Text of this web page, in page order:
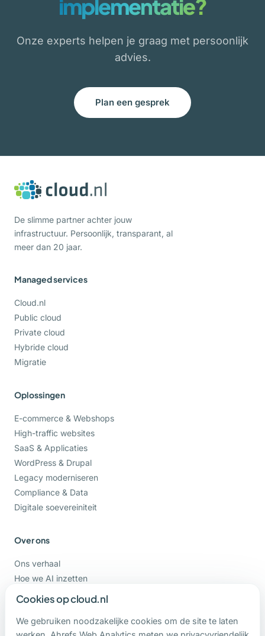
implementatie?
Onze experts helpen je graag met persoonlijk
advies.
Plan een gesprek
De slimme partner achter jouw
infrastructuur. Persoonlijk, transparant, al
meer dan 20 jaar.
Managed services
Cloud.nl
Public cloud
Private cloud
Hybride cloud
Migratie
Oplossingen
E-commerce & Webshops
High-traffic websites
SaaS & Applicaties
WordPress & Drupal
Legacy moderniseren
Compliance & Data
Digitale soevereiniteit
Over ons
Ons verhaal
Hoe we AI inzetten
Vacatures
Cookies op cloud.nl
We gebruiken noodzakelijke cookies om de site te laten